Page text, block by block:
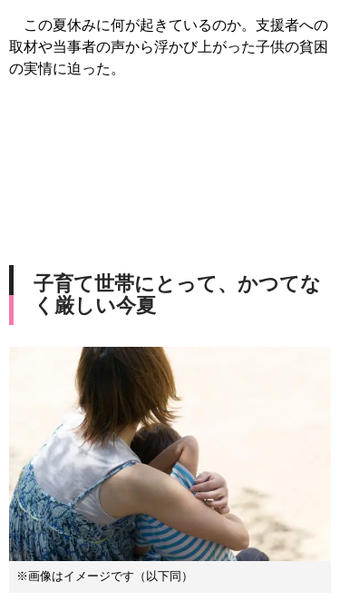
この夏休みに何が起きているのか。支援者への
取材や当事者の声から浮かび上がった子供の貧困
の実情に迫った。
子育て世帯にとって、かつてな
く厳しい今夏
※画像はイメージです（以下同）